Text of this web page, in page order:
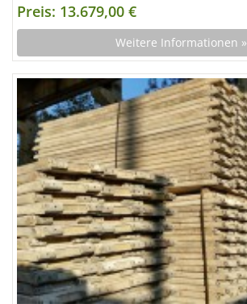
Preis: 13.679,00 €
Weitere Informationen »